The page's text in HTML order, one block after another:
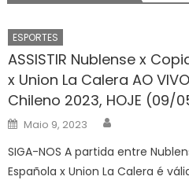
ESPORTES
ASSISTIR Nublense x
x Union La Calera AO
Chileno 2023, HOJE (09/
Posted
on
Maio 9, 2023
SIGA-NOS A partida entre
Española x Union La Calera é